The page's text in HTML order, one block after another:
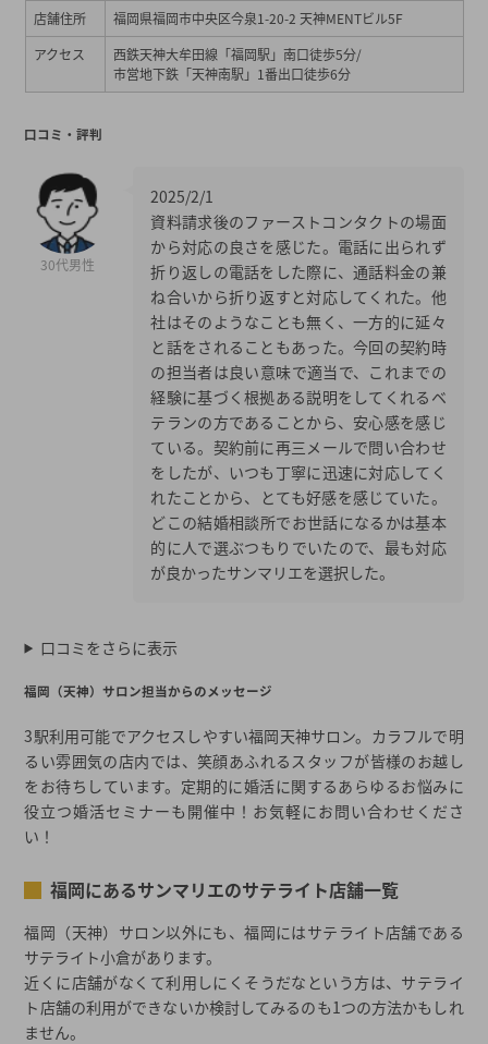
店舗住所
福岡県福岡市中央区今泉1-20-2 天神MENTビル5F
アクセス
西鉄天神大牟田線「福岡駅」南口徒歩5分/
市営地下鉄「天神南駅」1番出口徒歩6分
口コミ・評判
30代男性
2025/2/1
資料請求後のファーストコンタクトの場面
から対応の良さを感じた。電話に出られず
折り返しの電話をした際に、通話料金の兼
ね合いから折り返すと対応してくれた。他
社はそのようなことも無く、一方的に延々
と話をされることもあった。今回の契約時
の担当者は良い意味で適当で、これまでの
経験に基づく根拠ある説明をしてくれるベ
テランの方であることから、安心感を感じ
ている。契約前に再三メールで問い合わせ
をしたが、いつも丁寧に迅速に対応してく
れたことから、とても好感を感じていた。
どこの結婚相談所でお世話になるかは基本
的に人で選ぶつもりでいたので、最も対応
が良かったサンマリエを選択した。
口コミをさらに表示
福岡（天神）サロン担当からのメッセージ
3駅利用可能でアクセスしやすい福岡天神サロン。カラフルで明
るい雰囲気の店内では、笑顔あふれるスタッフが皆様のお越し
をお待ちしています。定期的に婚活に関するあらゆるお悩みに
役立つ婚活セミナーも開催中！お気軽にお問い合わせくださ
い！
福岡にあるサンマリエのサテライト店舗一覧
福岡（天神）サロン以外にも、福岡にはサテライト店舗である
サテライト小倉があります。
近くに店舗がなくて利用しにくそうだなという方は、サテライ
ト店舗の利用ができないか検討してみるのも1つの方法かもしれ
ません。